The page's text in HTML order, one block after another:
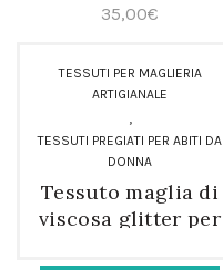
35,00€
TESSUTI PER MAGLIERIA
ARTIGIANALE
,
TESSUTI PREGIATI PER ABITI DA
DONNA
Tessuto maglia di
viscosa glitter per